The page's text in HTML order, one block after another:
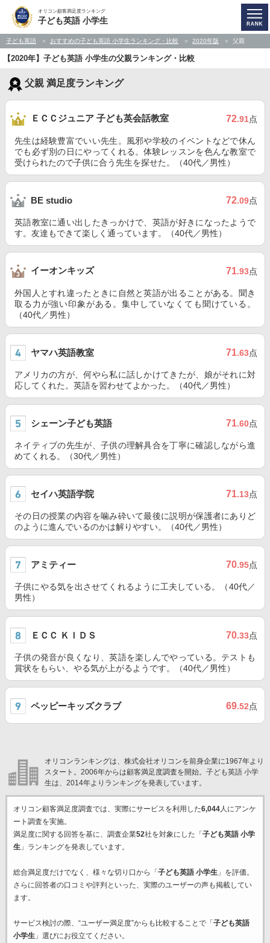
オリコン顧客満足度ランキング
子ども英語 小学生
子ども英語 おすすめの子ども英語 小学生ランキング・比較 2020年版 父親
【2020年】子ども英語 小学生の父親ランキング・比較
父親 満足度ランキング
ＥＣＣジュニア 子ども英会話教室 72.91点
先生は経験豊富でいい先生。風邪や学校のイベントなどで休ん
でも必ず別の日にやってくれる。体験レッスンを色んな教室で
受けられたので子供に合う先生を探せた。（40代／男性）
BE studio 72.09点
英語教室に通い出したきっかけで、英語が好きになったようで
す。友達もできて楽しく通っています。（40代／男性）
イーオンキッズ 71.93点
外国人とすれ違ったときに自然と英語が出ることがある。聞き
取る力が強い印象がある。集中していなくても聞けている。
（40代／男性）
ヤマハ英語教室 71.63点
アメリカの方が、何やら私に話しかけてきたが、娘がそれに対
応してくれた。英語を習わせてよかった。（40代／男性）
シェーン子ども英語 71.60点
ネイティブの先生が、子供の理解具合を丁寧に確認しながら進
めてくれる。（30代／男性）
セイハ英語学院 71.13点
その日の授業の内容を噛み砕いて最後に説明が保護者にありど
のように進んでいるのかは解りやすい。（40代／男性）
アミティー 70.95点
子供にやる気を出させてくれるように工夫している。（40代／
男性）
ＥＣＣ ＫＩＤＳ 70.33点
子供の発音が良くなり、英語を楽しんでやっている。テストも
賞状をもらい、やる気が上がるようです。（40代／男性）
ペッピーキッズクラブ 69.52点
オリコンランキングは、株式会社オリコンを前身企業に1967年より
スタート。2006年からは顧客満足度調査を開始。子ども英語 小学
生は、2014年よりランキングを発表しています。
オリコン顧客満足度調査では、実際にサービスを利用した6,044人にアンケ
ート調査を実施。
満足度に関する回答を基に、調査企業52社を対象にした「 子ども英語 小学
生」ランキングを発表しています。
総合満足度だけでなく、様々な切り口から「 子ども英語 小学生」を評価。
さらに回答者の口コミや評判といった、実際のユーザーの声も掲載してい
ます。
サービス検討の際、“ユーザー満足度”からも比較することで「 子ども英語
小学生」選びにお役立てください。